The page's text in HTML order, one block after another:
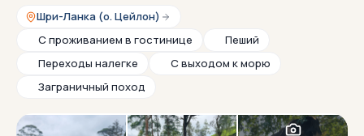
Шри-Ланка (о. Цейлон)
С проживанием в гостинице
Пеший
Переходы налегке
С выходом к морю
Заграничный поход